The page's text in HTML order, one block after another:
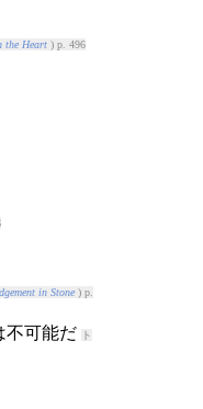
the Heart) p. 496
in Stone) p.
不可能だ
ト